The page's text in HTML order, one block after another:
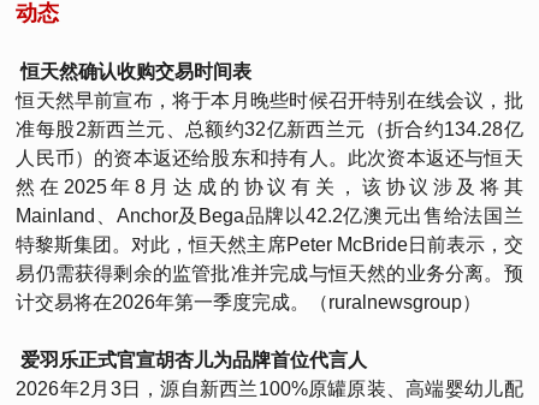
动态
恒天然确认收购交易时间表
恒天然早前宣布，将于本月晚些时候召开特别在线会议，批
准每股2新西兰元、总额约32亿新西兰元（折合约134.28亿
人民币）的资本返还给股东和持有人。此次资本返还与恒天
然在2025年8月达成的协议有关，该协议涉及将其
Mainland、Anchor及Bega品牌以42.2亿澳元出售给法国兰
特黎斯集团。对此，恒天然主席Peter McBride日前表示，交
易仍需获得剩余的监管批准并完成与恒天然的业务分离。预
计交易将在2026年第一季度完成。（ruralnewsgroup）
爱羽乐正式官宣胡杏儿为品牌首位代言人
2026年2月3日，源自新西兰100%原罐原装、高端婴幼儿配